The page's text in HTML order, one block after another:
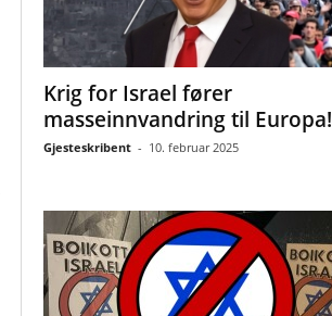
Krig for Israel fører
masseinnvandring til Europa!
Gjesteskribent - 10. februar 2025